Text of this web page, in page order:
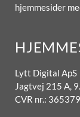
hjemmesider
Lytt Digital ApS
Jagtvej 215 A,
CVR nr.: